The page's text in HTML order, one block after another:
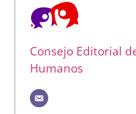
Consejo Editorial
Humanos